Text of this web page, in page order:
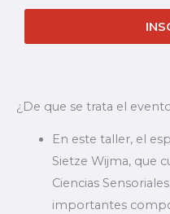
¿De que se trata el
En este taller, el
Sietze Wijma, que
Ciencias
importantes